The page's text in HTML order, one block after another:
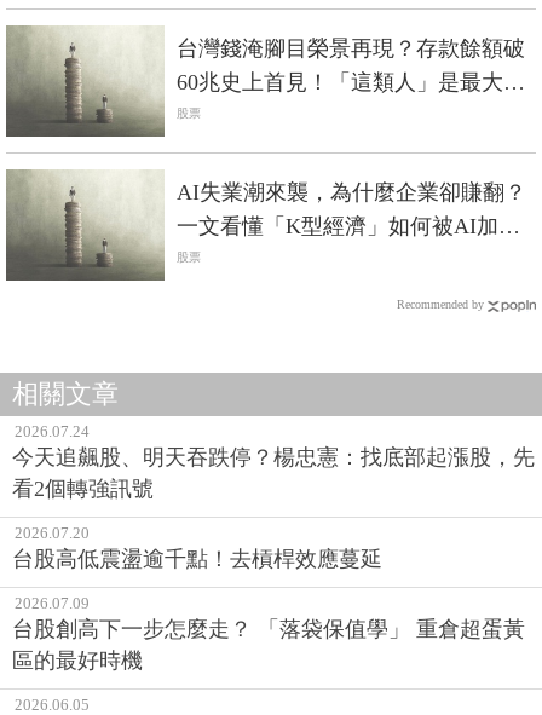
台灣錢淹腳目榮景再現？存款餘額破
60兆史上首見！「這類人」是最大贏
家
股票
AI失業潮來襲，為什麼企業卻賺翻？
一文看懂「K型經濟」如何被AI加速
放大
股票
Recommended by
相關文章
2026.07.24
今天追飆股、明天吞跌停？楊忠憲：找底部起漲股，先
看2個轉強訊號
2026.07.20
台股高低震盪逾千點！去槓桿效應蔓延
2026.07.09
台股創高下一步怎麼走？ 「落袋保值學」 重倉超蛋黃
區的最好時機
2026.06.05